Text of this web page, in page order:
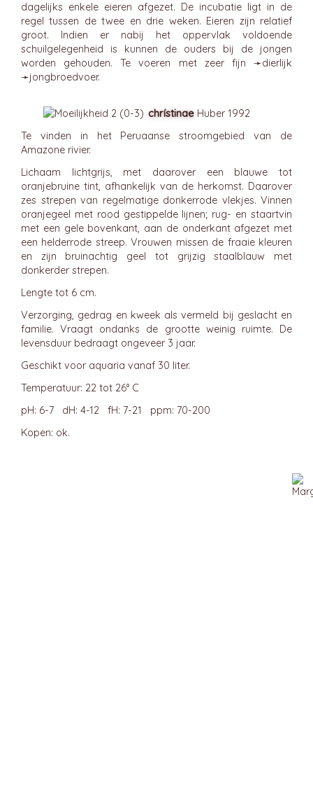
dagelijks enkele eieren afgezet. De incubatie ligt in de
regel tussen de twee en drie weken. Eieren zijn relatief
groot. Indien er nabij het oppervlak voldoende
schuilgelegenheid is kunnen de ouders bij de jongen
worden gehouden. Te voeren met zeer fijn ➛dierlijk
➛jongbroedvoer.
chrístinae Huber 1992
Te vinden in het Peruaanse stroomgebied van de
Amazone rivier.
Lichaam lichtgrijs, met daarover een blauwe tot
oranjebruine tint, afhankelijk van de herkomst. Daarover
zes strepen van regelmatige donkerrode vlekjes. Vinnen
oranjegeel met rood gestippelde lijnen; rug- en staartvin
met een gele bovenkant, aan de onderkant afgezet met
een helderrode streep. Vrouwen missen de fraaie kleuren
en zijn bruinachtig geel tot grijzig staalblauw met
donkerder strepen.
Lengte tot 6 cm.
Verzorging, gedrag en kweek als vermeld bij geslacht en
familie. Vraagt ondanks de grootte weinig ruimte. De
levensduur bedraagt ongeveer 3 jaar.
Geschikt voor aquaria vanaf 30 liter.
Temperatuur: 22 tot 26° C
pH: 6-7 dH: 4-12 fH: 7-21 ppm: 70-200
Kopen: ok.